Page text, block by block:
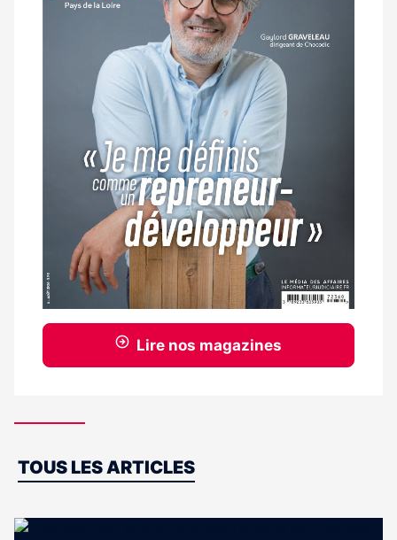
Lire nos magazines
Dernières
TOUS LES ARTICLES